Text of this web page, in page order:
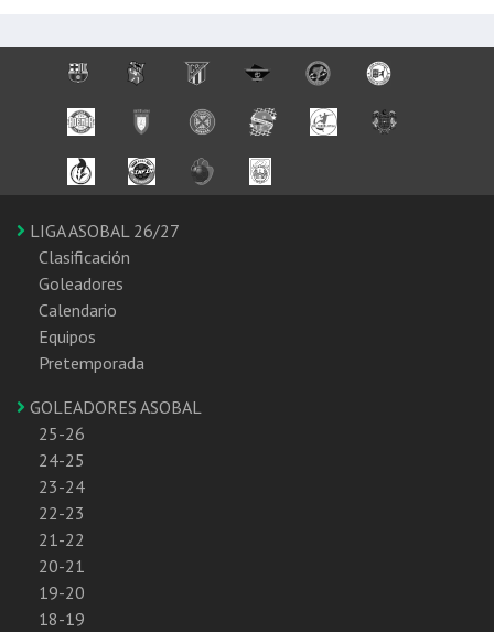
LIGA ASOBAL 26/27
Clasificación
Goleadores
Calendario
Equipos
Pretemporada
GOLEADORES ASOBAL
25-26
24-25
23-24
22-23
21-22
20-21
19-20
18-19